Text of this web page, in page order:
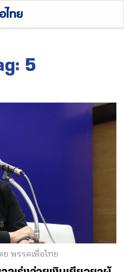
5
ย พรรคเพื่อไทย